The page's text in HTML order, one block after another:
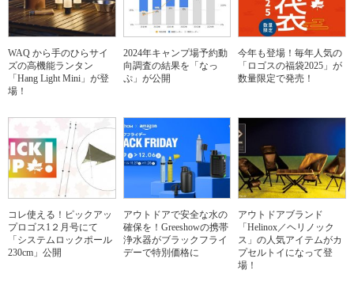
WAQ から手のひらサイ
ズの高機能ランタン
「Hang Light Mini」が登
場！
2024年キャンプ場予約動
向調査の結果を「なっ
ぷ」が公開
今年も登場！毎年人気の
「ロゴスの福袋2025」が
数量限定で発売！
コレ使える！ピックアッ
プロゴス1２月号にて
「システムロックポール
230cm」公開
アウトドアで安全な水の
確保を！Greeshowの携帯
浄水器がブラックフライ
デーで特別価格に
アウトドアブランド
「Helinox／ヘリノック
ス」の人気アイテムがカ
プセルトイになって登
場！